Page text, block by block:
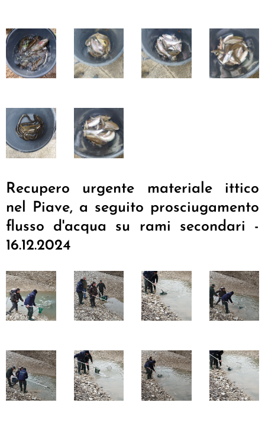
Recupero urgente materiale ittico
nel Piave, a seguito prosciugamento
flusso d'acqua su rami secondari -
16.12.2024